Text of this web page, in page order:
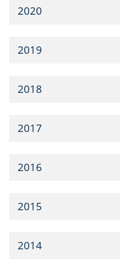
2020
2019
2018
2017
2016
2015
2014